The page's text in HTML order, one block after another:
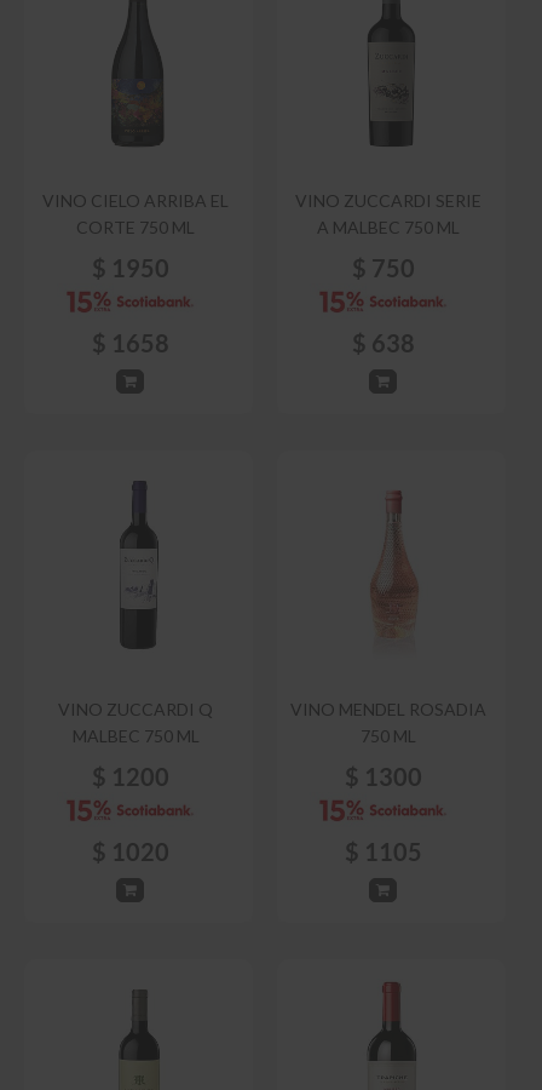
VINO CIELO ARRIBA EL
CORTE 750 ML
$ 1950
$ 1658
VINO ZUCCARDI SERIE
A MALBEC 750 ML
$ 750
$ 638
VINO ZUCCARDI Q
MALBEC 750 ML
$ 1200
$ 1020
VINO MENDEL ROSADIA
750 ML
$ 1300
$ 1105